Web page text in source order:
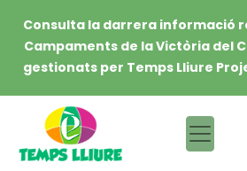
Consulta la darrera informació
Campaments de la Victòria del
gestionats per Temps Lliure